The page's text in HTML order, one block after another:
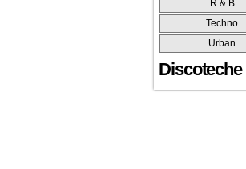
R & B
Techno
Urban
Discoteche